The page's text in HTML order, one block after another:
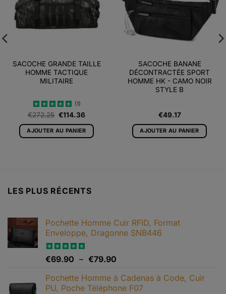
SACOCHE GRANDE TAILLE
HOMME TACTIQUE
MILITAIRE
Note5 sur
5
(1)
€272.25 Le
initial
était :
€272.25.
€114.36
actuel
est :
€114.36.
AJOUTER AU PANIER
SACOCHE BANANE
DÉCONTRACTÉE SPORT
HOMME HK - CAMO NOIR
STYLE B
€49.17
AJOUTER AU PANIER
LES PLUS RÉCENTS
Pochette Homme Cuir RFID, Format
Enveloppe, Dragonne SNB446
Note5.00
€69.90 – €79.90
prix :
€69.90
Pochette Homme à Cadenas à Code, Cuir
PU, Poche Téléphone F07